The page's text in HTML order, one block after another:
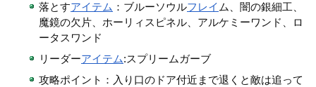
落とすアイテム ：ブルーソウルフレイ ム、闇の銀細工、
魔鏡の欠片、ホーリィスピネル、アルケミーワンド、ロ
ータスワンド
リーダーアイテム:スプリームガーブ
攻略ポイント：入り口のドア付近まで退くと敵は追って